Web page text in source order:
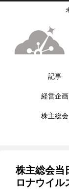
記事
経営企画
株主総会
株主総会当
ロナウイル